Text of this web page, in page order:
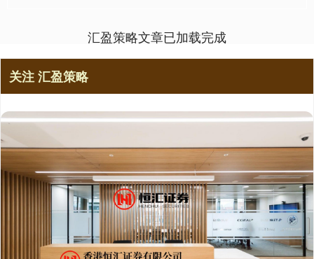
汇盈策略文章已加载完成
关注 汇盈策略